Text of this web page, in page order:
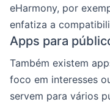
eHarmony, por
enfatiza a
Apps para
Também existem
foco em interesses
servem para vários